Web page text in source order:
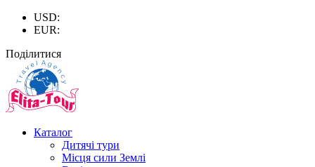
USD:
EUR:
Поділитися
Каталог
Дитячі тури
Місця сили Землі